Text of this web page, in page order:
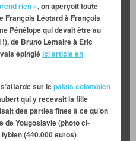
rien », on aperçoit toute
François Léotard à François
Pénélope qui devait être au
de Bruno Lemaire à Eric
épingléici article en
sur lepalais colombien
qui y recevait la fille
des parties fines à ce qu’on
de Yougoslavie (photo ci-
(440.000 euros).